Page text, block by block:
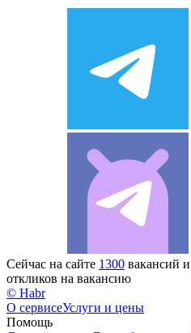
Сейчас на сайте 1300 вакансий и
откликов на вакансию
© Habr
О сервисеУслуги и цены
Помощь